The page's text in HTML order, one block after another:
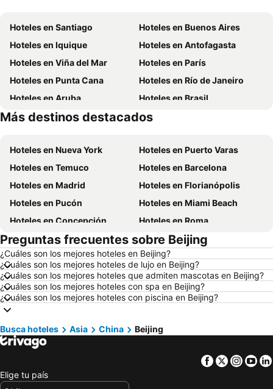
Hoteles en Santiago
Hoteles en Buenos Aires
Hoteles en Iquique
Hoteles en Antofagasta
Hoteles en Viña del Mar
Hoteles en París
Hoteles en Punta Cana
Hoteles en Río de Janeiro
Hoteles en Aruba
Hoteles en Brasil
Hoteles en Curazao
Hoteles en Región Metropolitana de Santiago
Más destinos destacados
Hoteles en Nueva York
Hoteles en Puerto Varas
Hoteles en Temuco
Hoteles en Barcelona
Hoteles en Madrid
Hoteles en Florianópolis
Hoteles en Pucón
Hoteles en Miami Beach
Hoteles en Concepción
Hoteles en Roma
Hoteles en La Serena
Hoteles en Puerto Montt
Hoteles en Lima
Hoteles en Valdivia
Hoteles en San Andrés
Hoteles en Búzios
Hoteles en Chillán
Hoteles en Arica
Hoteles en Santiago de Chile
Hoteles en Chile
Hoteles en Chiloé
Hoteles en Isla de Pascua
Hoteles en Curicó
Hoteles en Provincia de Osorno
Preguntas frecuentes sobre Beijing
¿Cuáles son los mejores hoteles en Beijing?
¿Cuáles son los mejores hoteles de lujo en Beijing?
¿Cuáles son los mejores hoteles que admiten mascotas en Beijing?
¿Cuáles son los mejores hoteles con spa en Beijing?
¿Cuáles son los mejores hoteles con piscina en Beijing?
Busca hoteles Asia China Beijing
Facebook
Twitter
Elige tu país